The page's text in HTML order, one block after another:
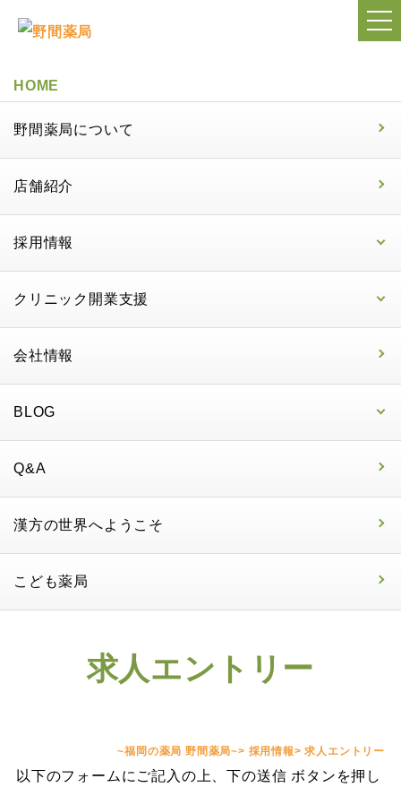
HOME
野間薬局について
店舗紹介
採用情報
クリニック開業支援
会社情報
BLOG
Q&A
漢方の世界へようこそ
こども薬局
求人エントリー
~福岡の薬局 野間薬局~> 採用情報>求人エントリー
以下のフォームにご記入の上、下の送信 ボタンを押し